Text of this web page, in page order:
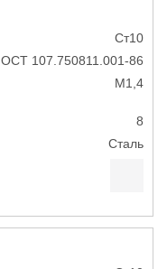
Ст10
ОСТ 107.750811.001-86
М1,4
8
Сталь